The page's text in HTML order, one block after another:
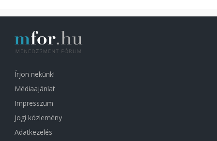
Írjon nekünk!
Médiaajánlat
Impresszum
Jogi közlemény
Adatkezelés